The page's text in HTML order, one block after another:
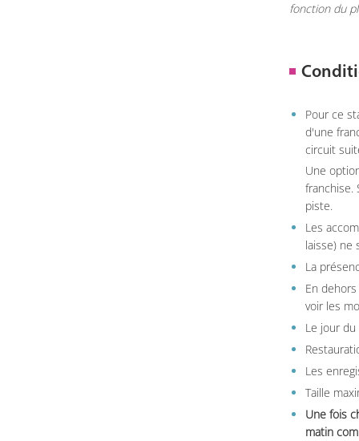
fonction du
Pour ce
d'une
circuit
Une
franchise.
piste.
Les
laisse) ne
La
En
voir les
Le jour
Les
Taille
Une fois
matin